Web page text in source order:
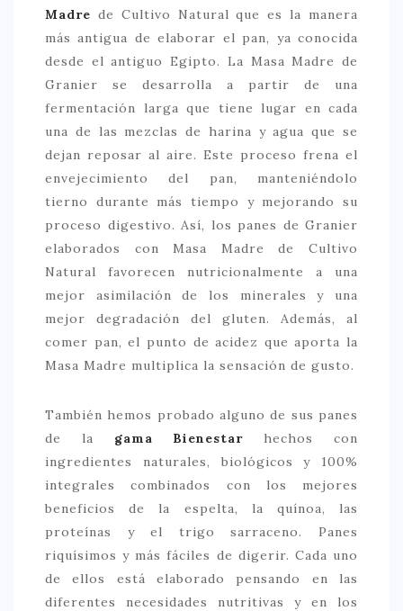
MAPA
CONTACTO
Madre de Cultivo Natural que es la manera
más antigua de elaborar el pan, ya conocida
desde el antiguo Egipto. La Masa Madre de
Granier se desarrolla a partir de una
fermentación larga que tiene lugar en cada
una de las mezclas de harina y agua que se
dejan reposar al aire. Este proceso frena el
envejecimiento del pan, manteniéndolo
tierno durante más tiempo y mejorando su
proceso digestivo. Así, los panes de Granier
elaborados con Masa Madre de Cultivo
Natural favorecen nutricionalmente a una
mejor asimilación de los minerales y una
mejor degradación del gluten. Además, al
comer pan, el punto de acidez que aporta la
Masa Madre multiplica la sensación de gusto.
También hemos probado alguno de sus panes
de la gama Bienestar hechos con
ingredientes naturales, biológicos y 100%
integrales combinados con los mejores
beneficios de la espelta, la quínoa, las
proteínas y el trigo sarraceno. Panes
riquísimos y más fáciles de digerir. Cada uno
de ellos está elaborado pensando en las
diferentes necesidades nutritivas y en los